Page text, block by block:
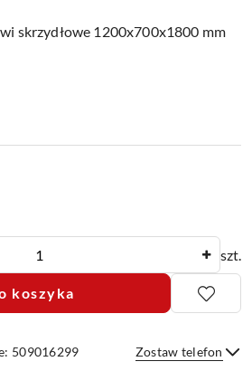
skrzydłowe 1200x700x1800 mm
szt.
koszyka
509016299 Zostaw telefon